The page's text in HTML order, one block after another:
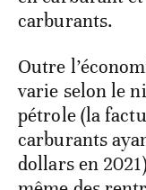
carburants.
Outre
varie selon le
pétrole (la
carburants
dollars en